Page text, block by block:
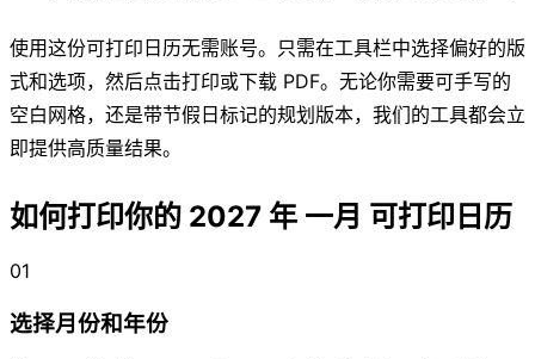
使用这份可打印日历无需账号。只需在工具栏中选择偏好的版
式和选项，然后点击打印或下载 PDF。无论你需要可手写的
空白网格，还是带节假日标记的规划版本，我们的工具都会立
即提供高质量结果。
如何打印你的 2027 年 一月 可打印日历
01
选择月份和年份